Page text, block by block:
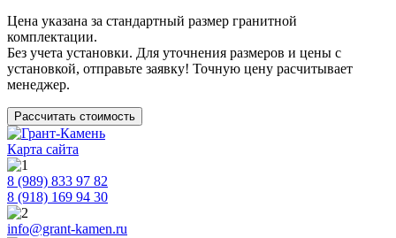
Цена указана за стандартный размер гранитной
комплектации.
Без учета установки. Для уточнения размеров и цены с
установкой, отправьте заявку! Точную цену расчитывает
менеджер.
Рассчитать стоимость
Карта сайта
8 (989) 833 97 82
8 (918) 169 94 30
info@grant-kamen.ru